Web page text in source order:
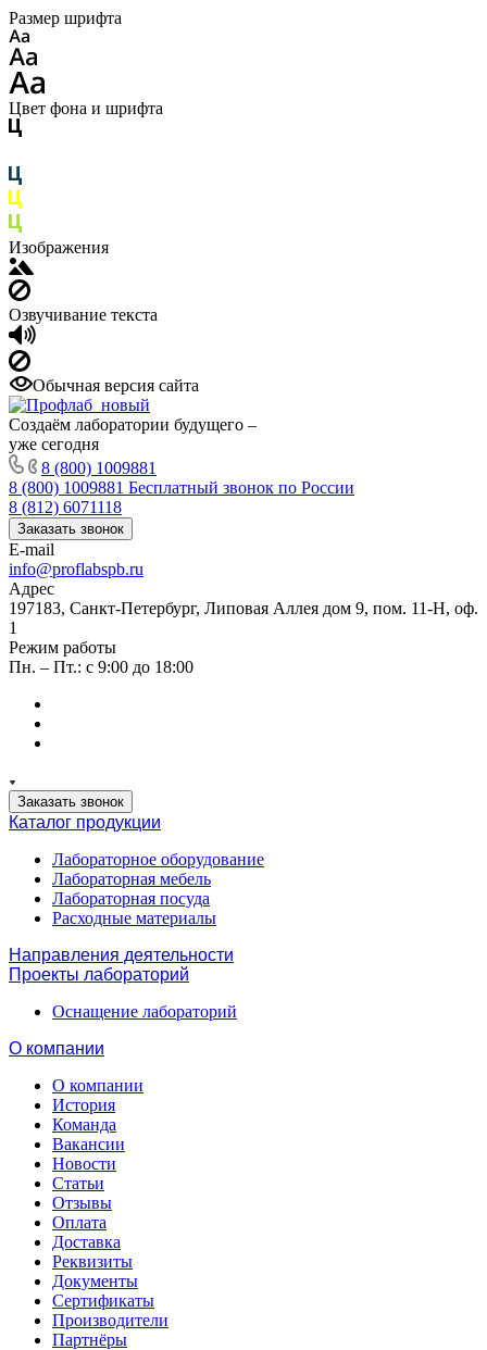
Размер шрифта
Цвет фона и шрифта
Изображения
Озвучивание текста
Обычная версия сайта
Создаём лаборатории будущего –
уже сегодня
8 (800) 1009881
8 (800) 1009881 Бесплатный звонок по России
8 (812) 6071118
Заказать звонок
E-mail
info@proflabspb.ru
Адрес
197183, Санкт-Петербург, Липовая Аллея дом 9, пом. 11-Н, оф.
1
Режим работы
Пн. – Пт.: с 9:00 до 18:00
Заказать звонок
Каталог продукции
Лабораторное оборудование
Лабораторная мебель
Лабораторная посуда
Расходные материалы
Направления деятельности
Проекты лабораторий
Оснащение лабораторий
О компании
О компании
История
Команда
Вакансии
Новости
Статьи
Отзывы
Оплата
Доставка
Реквизиты
Документы
Сертификаты
Производители
Партнёры